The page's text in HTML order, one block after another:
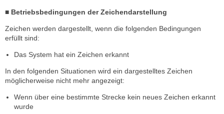
■ Betriebsbedingungen der Zeichendarstellung
Zeichen werden dargestellt, wenn die folgenden Bedingungen
erfüllt sind:
Das System hat ein Zeichen erkannt
In den folgenden Situationen wird ein dargestelltes Zeichen
möglicherweise nicht mehr angezeigt:
Wenn über eine bestimmte Strecke kein neues Zeichen erkannt
wurde